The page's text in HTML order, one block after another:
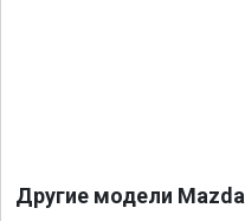
Другие модели Mazda